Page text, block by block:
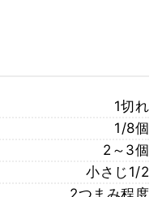
1切れ
1/8個
2～3個
小さじ1/2